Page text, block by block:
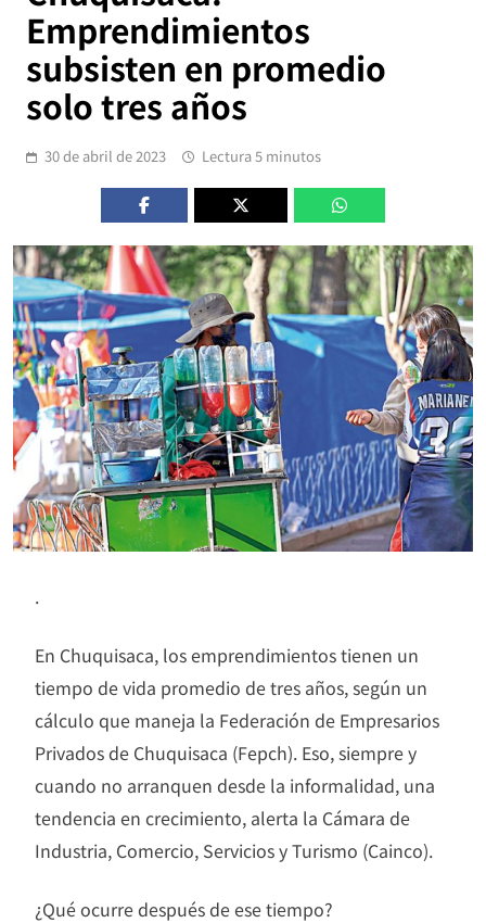
Emprendimientos
subsisten en promedio
solo tres años
30 de abril de 2023 Lectura 5 minutos
.
En Chuquisaca, los emprendimientos tienen un
tiempo de vida promedio de tres años, según un
cálculo que maneja la Federación de Empresarios
Privados de Chuquisaca (Fepch). Eso, siempre y
cuando no arranquen desde la informalidad, una
tendencia en crecimiento, alerta la Cámara de
Industria, Comercio, Servicios y Turismo (Cainco).
¿Qué ocurre después de ese tiempo?